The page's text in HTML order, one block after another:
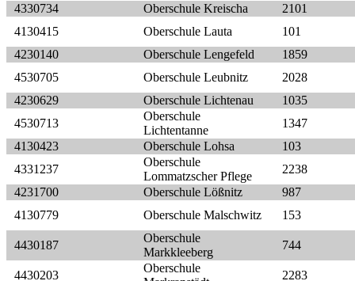
4330734
Oberschule Kreischa
2101
4130415
Oberschule Lauta
101
4230140
Oberschule Lengefeld
1859
4530705
Oberschule Leubnitz
2028
4230629
Oberschule Lichtenau
1035
4530713
Oberschule
Lichtentanne
1347
4130423
Oberschule Lohsa
103
4331237
Oberschule
Lommatzscher Pflege
2238
4231700
Oberschule Lößnitz
987
4130779
Oberschule Malschwitz 153
4430187
Oberschule
Markkleeberg
744
4430203
Oberschule
2283